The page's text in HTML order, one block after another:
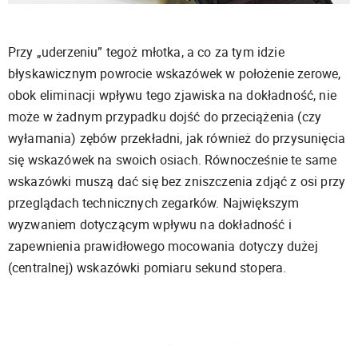
Przy „uderzeniu” tegoż młotka, a co za tym idzie
błyskawicznym powrocie wskazówek w położenie zerowe,
obok eliminacji wpływu tego zjawiska na dokładność, nie
może w żadnym przypadku dojść do przeciążenia (czy
wyłamania) zębów przekładni, jak również do przysunięcia
się wskazówek na swoich osiach. Równocześnie te same
wskazówki muszą dać się bez zniszczenia zdjąć z osi przy
przeglądach technicznych zegarków. Największym
wyzwaniem dotyczącym wpływu na dokładność i
zapewnienia prawidłowego mocowania dotyczy dużej
(centralnej) wskazówki pomiaru sekund stopera.